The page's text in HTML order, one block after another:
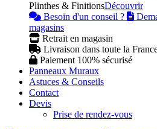
Plinthes & FinitionsDécouvrir
Besoin d'un conseil ?
magasins
Retrait en magasin
Livraison dans toute la
Paiement 100% sécurisé
Panneaux Muraux
Astuces & Conseils
Contact
Devis
Prise de rendez-vous